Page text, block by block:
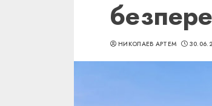
НИКОЛАЕВ АРТЕМ